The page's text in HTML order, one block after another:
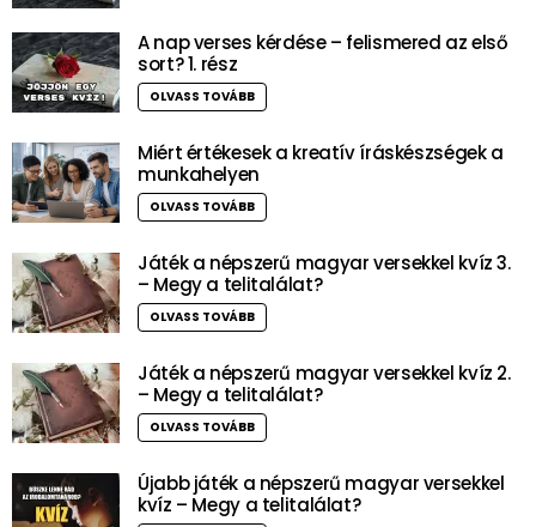
A nap verses kérdése – felismered az első
sort? 1. rész
OLVASS TOVÁBB
Miért értékesek a kreatív íráskészségek a
munkahelyen
OLVASS TOVÁBB
Játék a népszerű magyar versekkel kvíz 3.
– Megy a telitalálat?
OLVASS TOVÁBB
Játék a népszerű magyar versekkel kvíz 2.
– Megy a telitalálat?
OLVASS TOVÁBB
Újabb játék a népszerű magyar versekkel
kvíz – Megy a telitalálat?